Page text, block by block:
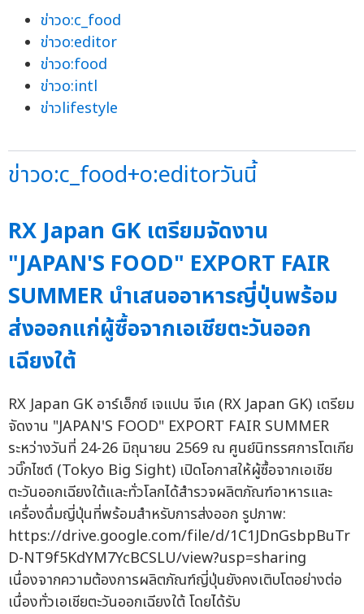
ข่าวo:c_food
ข่าวo:editor
ข่าวo:food
ข่าวo:intl
ข่าวlifestyle
ข่าวo:c_food+o:editorวันนี้
RX Japan GK เตรียมจัดงาน
"JAPAN'S FOOD" EXPORT FAIR
SUMMER นำเสนออาหารญี่ปุ่นพร้อม
ส่งออกแก่ผู้ซื้อจากเอเชียตะวันออก
เฉียงใต้
RX Japan GK อาร์เอ็กซ์ เจแปน จีเค (RX Japan GK) เตรียม
จัดงาน "JAPAN'S FOOD" EXPORT FAIR SUMMER
ระหว่างวันที่ 24-26 มิถุนายน 2569 ณ ศูนย์นิทรรศการโตเกีย
วบิ๊กไซต์ (Tokyo Big Sight) เปิดโอกาสให้ผู้ซื้อจากเอเชีย
ตะวันออกเฉียงใต้และทั่วโลกได้สำรวจผลิตภัณฑ์อาหารและ
เครื่องดื่มญี่ปุ่นที่พร้อมสำหรับการส่งออก รูปภาพ:
https://drive.google.com/file/d/1C1JDnGsbpBuTr
D-NT9f5KdYM7YcBCSLU/view?usp=sharing
เนื่องจากความต้องการผลิตภัณฑ์ญี่ปุ่นยังคงเติบโตอย่างต่อ
เนื่องทั่วเอเชียตะวันออกเฉียงใต้ โดยได้รับ